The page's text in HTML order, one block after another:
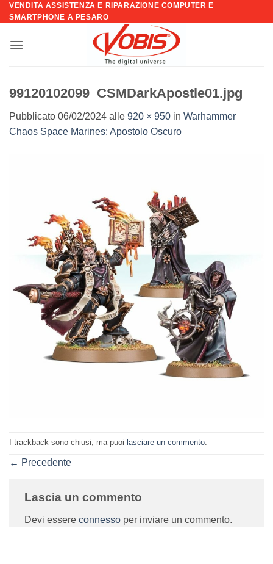
Salta
ai
VENDITA ASSISTENZA E RIPARAZIONE COMPUTER E
SMARTPHONE A PESARO
99120102099_CSMDarkApostle01.jpg
Pubblicato 06/02/2024 alle 920 × 950 in Warhammer
Chaos Space Marines: Apostolo Oscuro
I trackback sono chiusi, ma puoi lasciare un commento.
← Precedente
Lascia un commento
Devi essere connesso per inviare un commento.